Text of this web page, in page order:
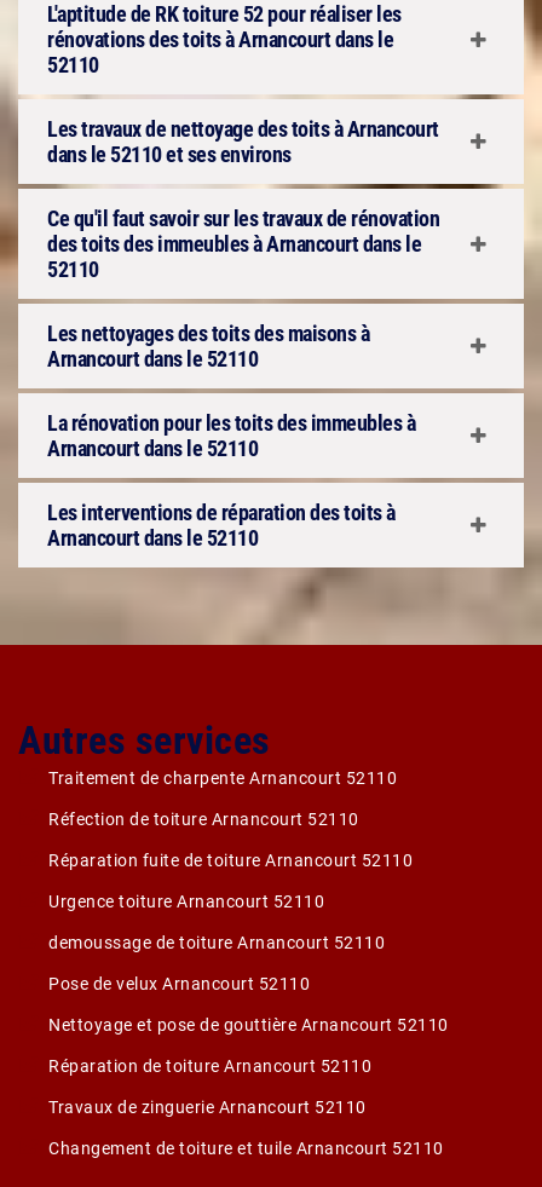
L'aptitude de RK toiture 52 pour réaliser les
rénovations des toits à Arnancourt dans le
52110
Les travaux de nettoyage des toits à Arnancourt
dans le 52110 et ses environs
Ce qu'il faut savoir sur les travaux de rénovation
des toits des immeubles à Arnancourt dans le
52110
Les nettoyages des toits des maisons à
Arnancourt dans le 52110
La rénovation pour les toits des immeubles à
Arnancourt dans le 52110
Les interventions de réparation des toits à
Arnancourt dans le 52110
Autres services
Traitement de charpente Arnancourt 52110
Réfection de toiture Arnancourt 52110
Réparation fuite de toiture Arnancourt 52110
Urgence toiture Arnancourt 52110
demoussage de toiture Arnancourt 52110
Pose de velux Arnancourt 52110
Nettoyage et pose de gouttière Arnancourt 52110
Réparation de toiture Arnancourt 52110
Travaux de zinguerie Arnancourt 52110
Changement de toiture et tuile Arnancourt 52110